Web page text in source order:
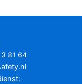
81 64